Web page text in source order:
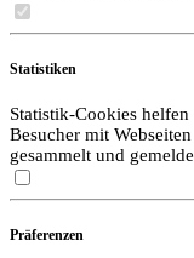
Statistiken
Statistik-Cookies
Besucher mit
gesammelt und
Präferenzen